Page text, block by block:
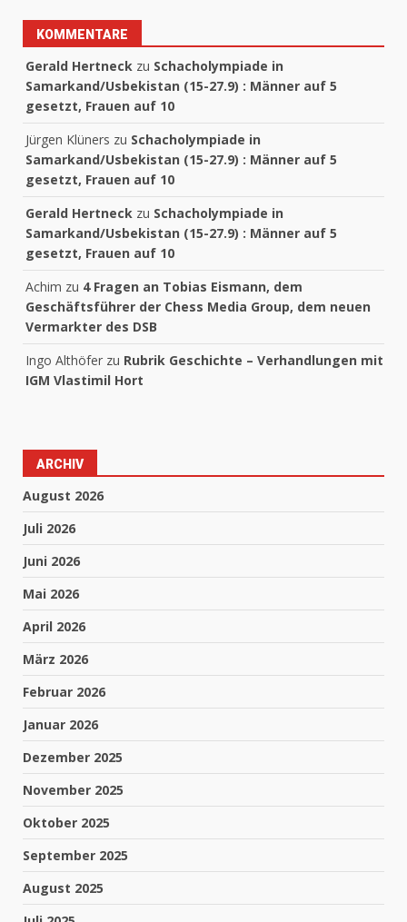
KOMMENTARE
Gerald Hertneck zu Schacholympiade in
Samarkand/Usbekistan (15-27.9) : Männer auf 5
gesetzt, Frauen auf 10
Jürgen Klüners zu Schacholympiade in
Samarkand/Usbekistan (15-27.9) : Männer auf 5
gesetzt, Frauen auf 10
Gerald Hertneck zu Schacholympiade in
Samarkand/Usbekistan (15-27.9) : Männer auf 5
gesetzt, Frauen auf 10
Achim zu 4 Fragen an Tobias Eismann, dem
Geschäftsführer der Chess Media Group, dem neuen
Vermarkter des DSB
Ingo Althöfer zu Rubrik Geschichte – Verhandlungen mit
IGM Vlastimil Hort
ARCHIV
August 2026
Juli 2026
Juni 2026
Mai 2026
April 2026
März 2026
Februar 2026
Januar 2026
Dezember 2025
November 2025
Oktober 2025
September 2025
August 2025